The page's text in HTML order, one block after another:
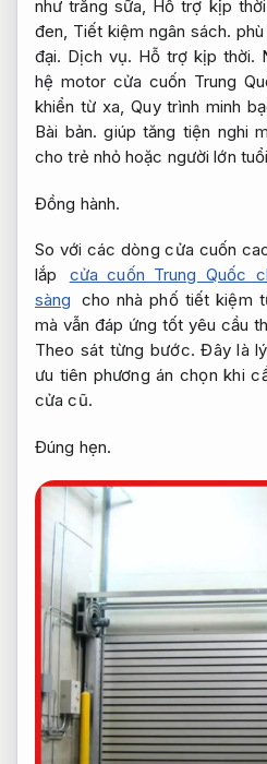
như trắng sữa, Hỗ trợ kịp
đen, Tiết kiệm ngân sách.
đại. Dịch vụ. Hỗ trợ kịp thời.
hệ motor cửa cuốn Trung
khiển từ xa,Quy trình minh
Bài bản. giúp tăng tiện nghi
cho trẻ nhỏ hoặc người lớn
Đồng hành.
So với các dòng cửa cuốn
lắp
cửa cuốn Trung Quốc
sàng cho nhà phố tiết kiệm
mà vẫn đáp ứng tốt yêu cầu
Theo sát từng bước. Đây là
ưu tiên phương án chọn khi
cửa cũ.
Đúng hẹn.